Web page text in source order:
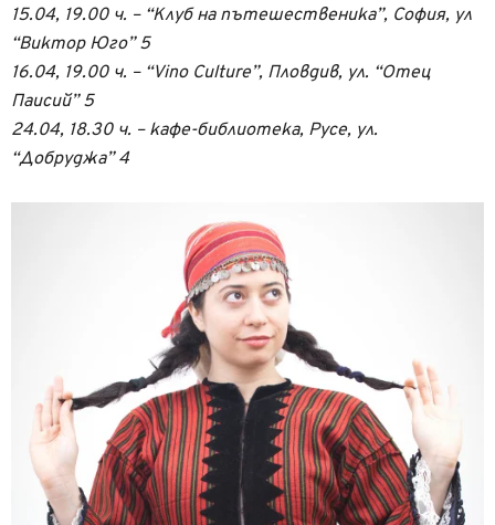
15.04, 19.00 ч. – “Клуб на пътешественика”, София, ул
“Виктор Юго” 5
16.04, 19.00 ч. – “Vino Culture”, Пловдив, ул. “Отец
Паисий” 5
24.04, 18.30 ч. – кафе-библиотека, Русе, ул.
“Добруджа” 4